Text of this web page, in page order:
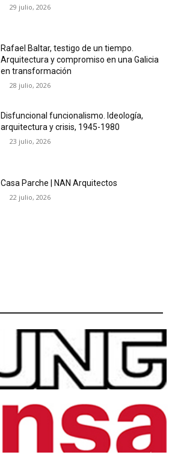
29 julio, 2026
Rafael Baltar, testigo de un tiempo.
Arquitectura y compromiso en una Galicia
en transformación
28 julio, 2026
Disfuncional funcionalismo. Ideología,
arquitectura y crisis, 1945-1980
23 julio, 2026
Casa Parche | NAN Arquitectos
22 julio, 2026